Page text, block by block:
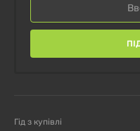
Гід з купівлі